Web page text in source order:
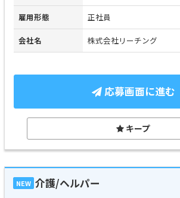
雇用形態 正社員
会社名 株式会社リーチング
応募画面に進む
キープ
NEW 介護/ヘルパー